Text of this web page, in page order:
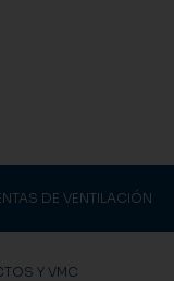
DE VENTILACIÓN
Y VMC